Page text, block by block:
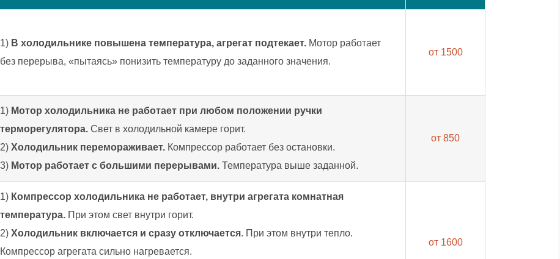
1) В холодильнике повышена температура, агрегат подтекает. Мотор работает
без перерыва, «пытаясь» понизить температуру до заданного значения.
от 1500
1) Мотор холодильника не работает при любом положении ручки
терморегулятора. Свет в холодильной камере горит.
2) Холодильник перемораживает. Компрессор работает без остановки.
3) Мотор работает с большими перерывами. Температура выше заданной.
от 850
1) Компрессор холодильника не работает, внутри агрегата комнатная
температура. При этом свет внутри горит.
2) Холодильник включается и сразу отключается. При этом внутри тепло.
Компрессор агрегата сильно нагревается.
от 1600